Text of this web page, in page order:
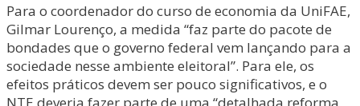
Para o coordenador do curso de economia da UniFAE,
Gilmar Lourenço, a medida “faz parte do pacote de
bondades que o governo federal vem lançando para a
sociedade nesse ambiente eleitoral”. Para ele, os
efeitos práticos devem ser pouco significativos, e o
NTE deveria fazer parte de uma “detalhada reforma